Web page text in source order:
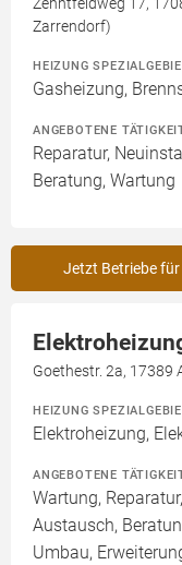
Zehntfeldweg 17,
Zarrendorf)
HEIZUNG
Gasheizung,
ANGEBOTENE
Reparatur,
Beratung, Wartung
Jetzt Betriebe
Goethestr. 2a, 17389
HEIZUNG
Elektroheizung,
ANGEBOTENE
Wartung,
Austausch,
Umbau,